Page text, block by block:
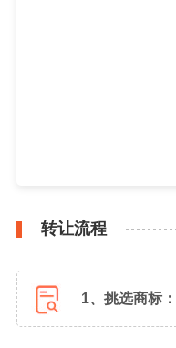
转让流程
1、挑选商标：